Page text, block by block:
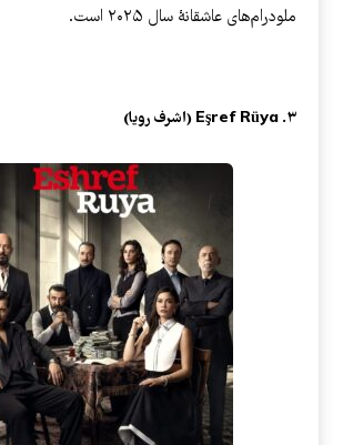
ملودرام‌های عاشقانهٔ سال ۲۰۲۵ است.
۳. Eşref Rüya (اشرف رویا)